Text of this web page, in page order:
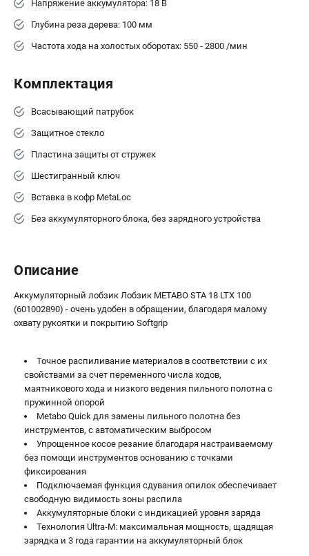
+7 (911) 360-06-14 | +7 (8112) 59-10-67
zakaz@metabo-market.ru
Напряжение аккумулятора: 18 В
Глубина реза дерева: 100 мм
Частота хода на холостых оборотах: 550 - 2800 /мин
Комплектация
Всасывающий патрубок
Защитное стекло
Пластина защиты от стружек
Шестигранный ключ
Вставка в кофр MetaLoc
Без аккумуляторного блока, без зарядного устройства
Описание
Аккумуляторный лобзик Лобзик METABO STA 18 LTX 100
(601002890) - очень удобен в обращении, благодаря малому
охвату рукоятки и покрытию Softgrip
Точное распиливание материалов в соответствии с их
свойствами за счет переменного числа ходов,
маятникового хода и низкого ведения пильного полотна с
пружинной опорой
Metabo Quick для замены пильного полотна без
инструментов, с автоматическим выбросом
Упрощенное косое резание благодаря настраиваемому
без помощи инструментов основанию с точками
фиксирования
Подключаемая функция сдувания опилок обеспечивает
свободную видимость зоны распила
Аккумуляторные блоки с индикацией уровня заряда
Технология Ultra-M: максимальная мощность, щадящая
зарядка и 3 года гарантии на аккумуляторный блок